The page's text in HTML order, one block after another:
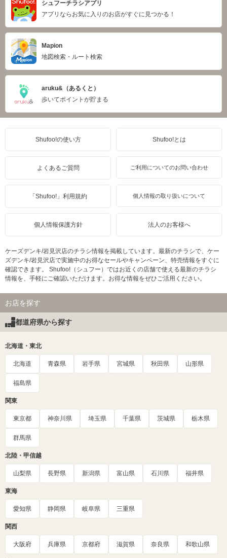
シュフーチラシアプリ
アプリならお気に入りのお店がすぐに見つかる！
Mapion
地図検索・ルート検索
aruku&（あるくと）
歩いてポイントが貯まる
Shufoo!の使い方 Shufoo!とは
よくあるご質問 ご利用についてのお問い合わせ
「Shufoo!」利用規約 個人情報の取り扱いについて
個人情報保護方針 法人のお客様へ
ケーズデンキ/岩見沢店のチラシ情報を掲載しています。最新のチラシで、ケー
ズデンキ/岩見沢店で実施中のお得なセールやキャンペーン、特売情報をすぐに
確認できます。 Shufoo!（シュフー）ではお近くの店舗で使える最新のチラシ
情報を、手軽にご確認いただけます。お得な情報をぜひご活用ください。
お店を探す
都道府県から探す
北海道・東北
北海道 青森県 岩手県 宮城県 秋田県 山形県
福島県
関東
東京都 神奈川県 埼玉県 千葉県 茨城県 栃木県
群馬県
北陸・甲信越
山梨県 長野県 新潟県 富山県 石川県 福井県
東海
愛知県 静岡県 岐阜県 三重県
関西
大阪府 兵庫県 京都府 滋賀県 奈良県 和歌山県